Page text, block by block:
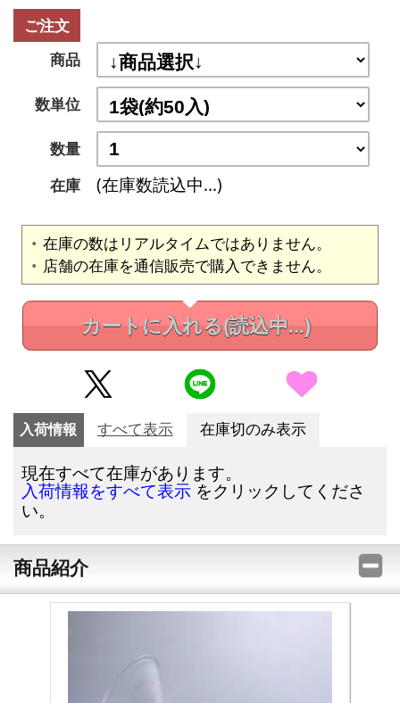
ご注文
商品
数単位
数量
在庫
(在庫数読込中...)
在庫の数はリアルタイムではありません。
店舗の在庫を通信販売で購入できません。
カートに入れる(読込中...)
入荷情報 すべて表示 在庫切のみ表示
現在すべて在庫があります。
入荷情報をすべて表示 をクリックしてくださ
い。
商品紹介